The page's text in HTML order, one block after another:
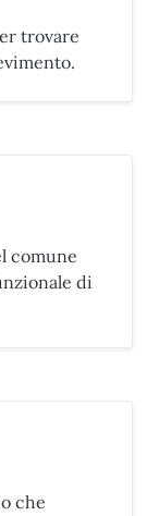
trovare
comune
di
che